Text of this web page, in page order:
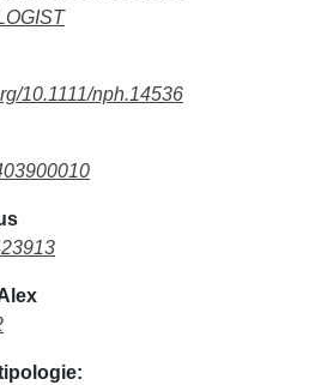
10.1111/nph.14536